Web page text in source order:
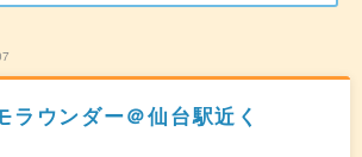
ラウンダー＠仙台駅近く